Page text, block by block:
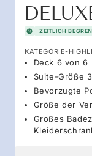
ZEITLICH
KATEGORIE-
Deck 6 von 6
Suite-Größe
Bevorzugte
Größe der
Großes